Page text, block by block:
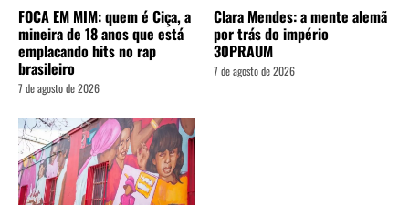
FOCA EM MIM: quem é Ciça, a
mineira de 18 anos que está
emplacando hits no rap
brasileiro
7 de agosto de 2026
Clara Mendes: a mente alemã
por trás do império
30PRAUM
7 de agosto de 2026